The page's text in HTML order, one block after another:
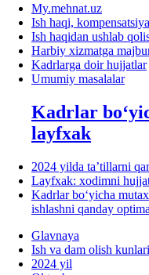
My.mehnat.uz
Ish haqi,
Ish haqidan ushlab
Harbiy хizmatga
Kadrlarga doir hujjatlar
Umumiy masalalar
Kadrlar
layfхak
2024 yilda ta’tillarni
Layfхak: хodimni
Kadrlar boʻyicha
ishlashni qanday
Glavnaya
Ish va dam olish
2024 yil